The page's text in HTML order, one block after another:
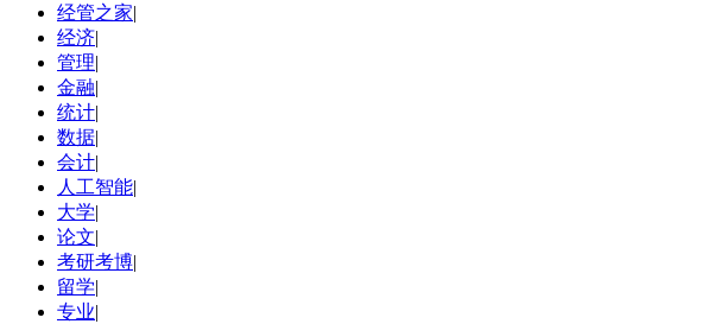
经管之家|
经济|
管理|
金融|
统计|
数据|
会计|
人工智能|
大学|
论文|
考研考博|
留学|
专业|